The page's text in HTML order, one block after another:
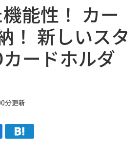
能性！ カー
！ 新しいスタ
ードホルダ
分更新